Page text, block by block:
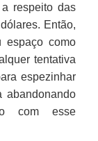
a respeito das
Então,
espaço como
tentativa
espezinhar
abandonando
com esse